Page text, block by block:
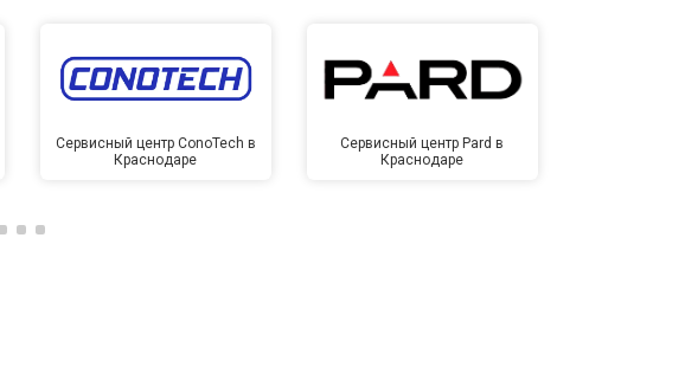
Сервисный центр ConoTech в
Краснодаре
Сервисный центр Pard в
Краснодаре